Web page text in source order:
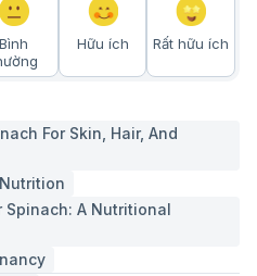
Bình
Hữu ích Rất hữu ích
For Skin, Hair, And
A Nutritional